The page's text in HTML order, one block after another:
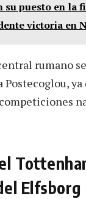
su puesto en la
victoria en
rumano
ya
Elfsborg